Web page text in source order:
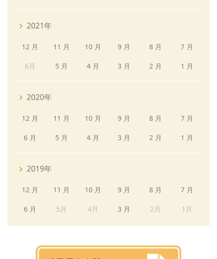
2021年
12 月 11 月 10 月 9 月 8 月 7 月
6月 5 月 4 月 3 月 2 月 1 月
2020年
12 月 11 月 10 月 9 月 8 月 7 月
6 月 5 月 4 月 3 月 2 月 1 月
2019年
12 月 11 月 10 月 9 月 8 月 7 月
6 月 5月 4月 3 月 2月 1月